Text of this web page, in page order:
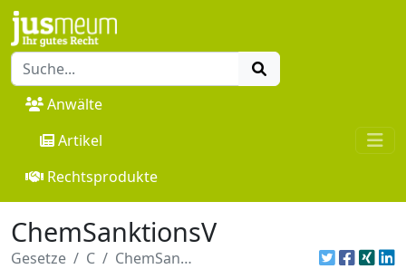
Anwälte
Artikel
Rechtsprodukte
ChemSanktionsV
Gesetze C ChemSanktionsV